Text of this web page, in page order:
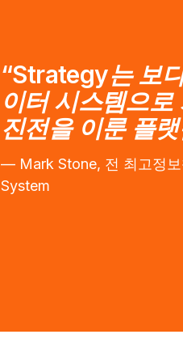
“Strategy는 보
이터 시스템으
진전을 이룬 플
— Mark Stone, 전 최고정
System